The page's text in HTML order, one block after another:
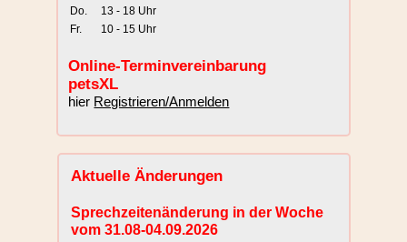
Do.
Fr.
13 - 18 Uhr
10 - 15 Uhr
Online-Terminvereinbarung
petsXL
hier Registrieren/Anmelden
Aktuelle Änderungen
Sprechzeitenänderung in der Woche
vom 31.08-04.09.2026